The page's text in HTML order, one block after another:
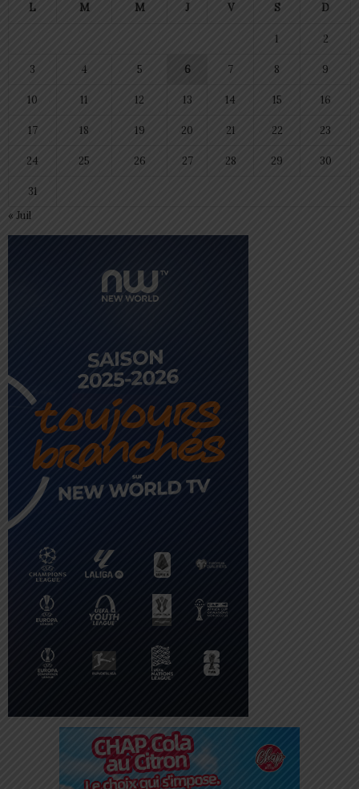
L M M J V S D
1 2
3 4 5 6 7 8 9
10 11 12 13 14 15 16
17 18 19 20 21 22 23
24 25 26 27 28 29 30
31
« Juil